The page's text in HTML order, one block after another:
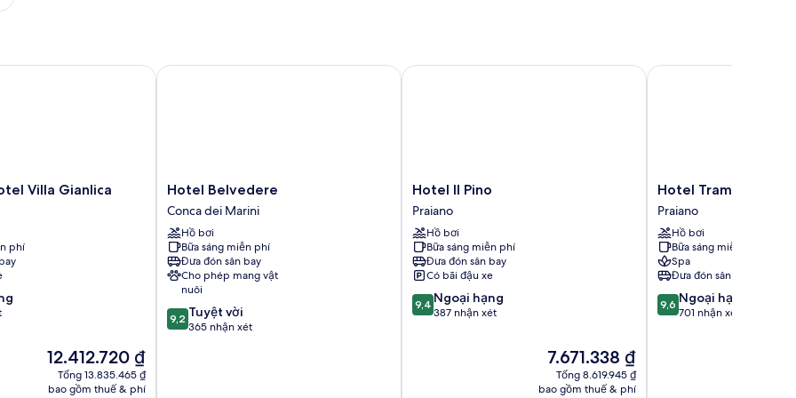
Villa Gianlica
phí
Giá
hiện
tại
12.412.720 ₫
Tổng 13.835.465 ₫
bao gồm thuế & phí
Villa Gianlica
Hotel
Belvedere
Conca
dei
Marini
Hotel Belvedere
Conca dei Marini
Hồ bơi
Bữa sáng miễn phí
Đưa đón sân bay
Cho phép mang vật
nuôi
9.2
trên
9,2 Tuyệt vời
365 nhận xét
Hotel Belvedere
Hotel
Il
Pino
Praiano
Hotel Il Pino
Praiano
Hồ bơi
Bữa sáng miễn phí
Đưa đón sân bay
Có bãi đậu xe
9.4
trên
9,4 Ngoại hạng
387 nhận xét
Giá
hiện
tại
7.671.338 ₫
Tổng 8.619.945 ₫
bao gồm thuế & phí
Hotel Il Pino
Hotel
Tramonto
d'Oro
Praiano
Hotel Tramonto
Praiano
Hồ bơi
Bữa sáng miễn phí
Spa
Đưa đón sân bay
9.6
trên
9,6 Ngoại hạng
701 nhận xét
Hotel Tramonto d'Oro